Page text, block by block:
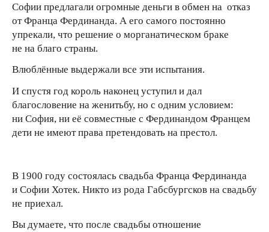
Софии предлагали огромные деньги в обмен на отказ
от Франца Фердинанда. А его самого постоянно
упрекали, что решение о морганатическом браке
не на благо страны.
Влюблённые выдержали все эти испытания.
И спустя год король наконец уступил и дал
благословение на женитьбу, но с одним условием:
ни София, ни её совместные с Фердинандом Францем
дети не имеют права претендовать на престол.
В 1900 году состоялась свадьба Франца Фердинанда
и Софии Хотек. Никто из рода Габсбургсков на свадьбу
не приехал.
Вы думаете, что после свадьбы отношение